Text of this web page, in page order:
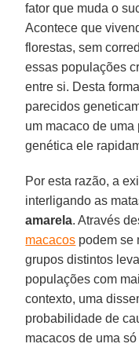
fator que muda o
Acontece que
florestas, sem
essas populações
entre si. Desta
parecidos
um macaco de
genética ele
Por esta razão, a
interligando as
amarela. Através
macacos podem se
grupos distintos
populações com
contexto, uma
probabilidade de
macacos de uma só